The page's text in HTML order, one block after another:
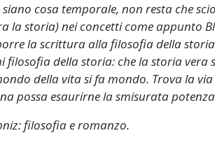
cosa temporale, non resta che
la storia) nei concetti come appunto
la scrittura alla filosofia della
filosofia della storia: che la storia vera
della vita si fa mondo. Trova la via
possa esaurirne la smisurata
filosofia e romanzo.